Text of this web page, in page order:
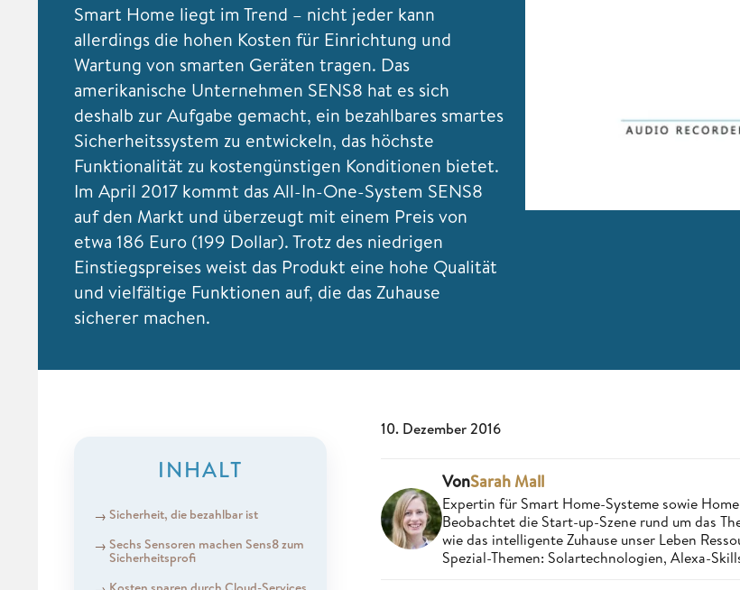
Smart Home liegt im Trend – nicht jeder kann
allerdings die hohen Kosten für Einrichtung und
Wartung von smarten Geräten tragen. Das
amerikanische Unternehmen SENS8 hat es sich
deshalb zur Aufgabe gemacht, ein bezahlbares smartes
Sicherheitssystem zu entwickeln, das höchste
Funktionalität zu kostengünstigen Konditionen bietet.
Im April 2017 kommt das All-In-One-System SENS8
auf den Markt und überzeugt mit einem Preis von
etwa 186 Euro (199 Dollar). Trotz des niedrigen
Einstiegspreises weist das Produkt eine hohe Qualität
und vielfältige Funktionen auf, die das Zuhause
sicherer machen.
INHALT
Sicherheit, die bezahlbar ist
Sechs Sensoren machen Sens8 zum
Sicherheitsprofi
10. Dezember 2016
VonSarah Mall
Expertin für Smart Home-Systeme sowie
Beobachtet die Start-up-Szene rund um das
wie das intelligente Zuhause unser Leben
Spezial-Themen: Solartechnologien, Alexa-